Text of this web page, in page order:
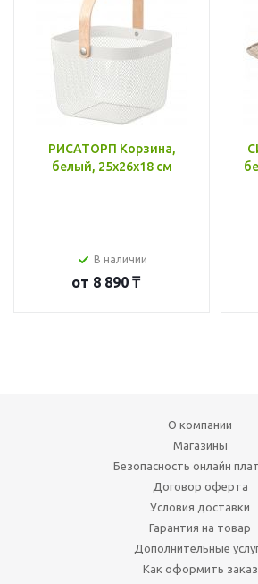
РИСАТОРП Корзина,
белый, 25x26x18 см
В наличии
от 8 890 ₸
О компании
Магазины
Безопасность онлайн
Договор оферта
Условия доставки
Гарантия на товар
Дополнительные
Как оформить заказ